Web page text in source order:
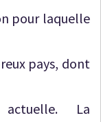
pour laquelle
pays, dont
actuelle. La